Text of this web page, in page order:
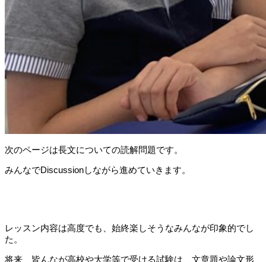
次のページは長文についての読解問題です。
みんなでDiscussionしながら進めていきます。
レッスン内容は高度でも、始終楽しそうなみんなが印象的でし
た。
将来、皆んなが高校や大学等で受ける試験は、文章題や論文形